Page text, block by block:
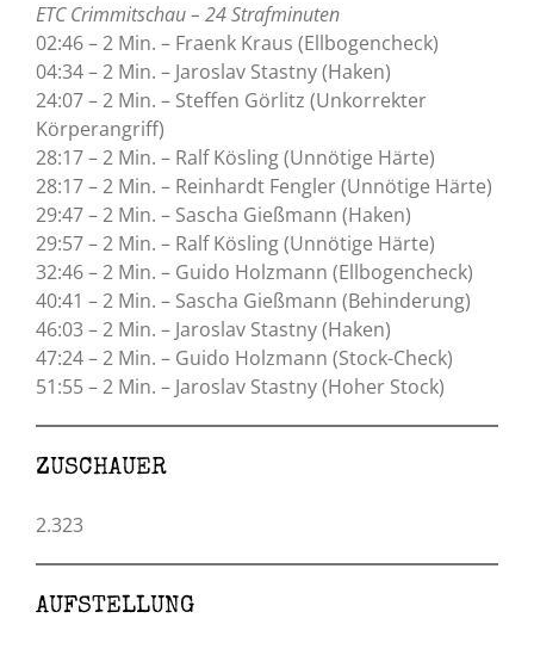
ETC Crimmitschau – 24 Strafminuten
02:46 – 2 Min. – Fraenk Kraus (Ellbogencheck)
04:34 – 2 Min. – Jaroslav Stastny (Haken)
24:07 – 2 Min. – Steffen Görlitz (Unkorrekter
Körperangriff)
28:17 – 2 Min. – Ralf Kösling (Unnötige Härte)
28:17 – 2 Min. – Reinhardt Fengler (Unnötige Härte)
29:47 – 2 Min. – Sascha Gießmann (Haken)
29:57 – 2 Min. – Ralf Kösling (Unnötige Härte)
32:46 – 2 Min. – Guido Holzmann (Ellbogencheck)
40:41 – 2 Min. – Sascha Gießmann (Behinderung)
46:03 – 2 Min. – Jaroslav Stastny (Haken)
47:24 – 2 Min. – Guido Holzmann (Stock-Check)
51:55 – 2 Min. – Jaroslav Stastny (Hoher Stock)
ZUSCHAUER
2.323
AUFSTELLUNG